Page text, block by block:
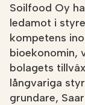
Soilfood Oy
ledamot i
kompetens
bioekonomin,
bolagets
långvariga
grundare,